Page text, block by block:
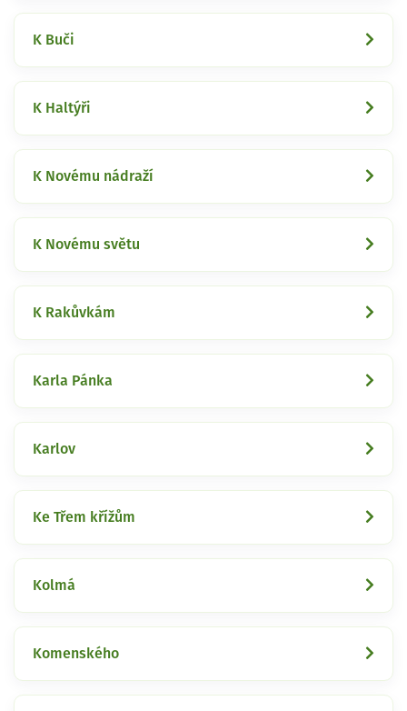
K Buči
K Haltýři
K Novému nádraží
K Novému světu
K Rakůvkám
Karla Pánka
Karlov
Ke Třem křížům
Kolmá
Komenského